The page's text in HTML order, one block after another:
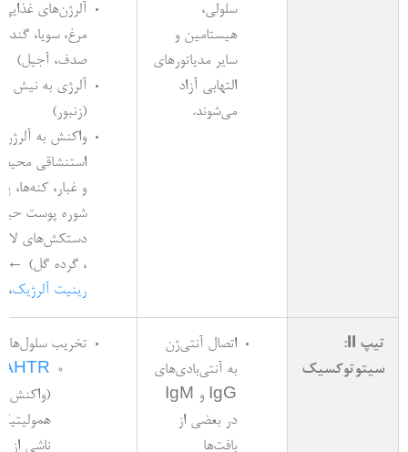
سلولی،
هیستامین و
سایر مدیاتورهای
التهابی آزاد
می‌شوند.
آلرژن‌های
مرغ، سویا، گندم،
صدف، آجیل)
آلرژی به نیش
(زنبور)
واکنش به
استنشاقی
و غبار، کنه‌ها،
شوره پوست
دستکش‌های
، گرده گل) ←
رینیت آلرژیک،
تیپ II:
سیتوتوکسیک
اتصال آنتی‌ژن
به آنتی‌بادی‌های
IgG و IgM
در بعضی از
بافت‌ها
تخریب سلول‌ها:
AHTR
(واکنش
ناشی از